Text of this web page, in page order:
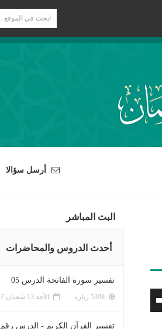
أرسل سؤالا
البث المباشر
أحدث الدروس والمحاضرات
تفسير سورة الفاتحة الدرس 05
الأحد 13 شعبان 1447ﻫ 1-2-2026م
تفسير القرآن الكريم - الدرس رقم 04